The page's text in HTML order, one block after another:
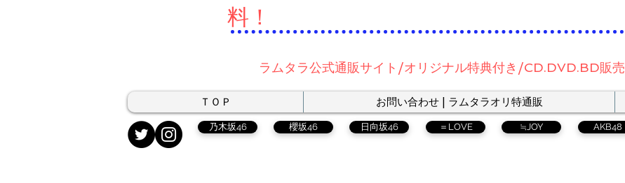
料！
ラムタラ公式通販サイト/オリジナル特典付き/CD.DVD.BD販売
乃木坂46 櫻坂46 日向坂46 ＝LOVE ≒JOY AKB48
ＴＯＰ お問い合わせ | ラムタラオリ特通販